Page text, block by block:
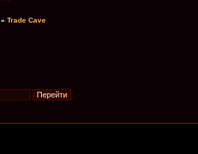
» Trade Cave